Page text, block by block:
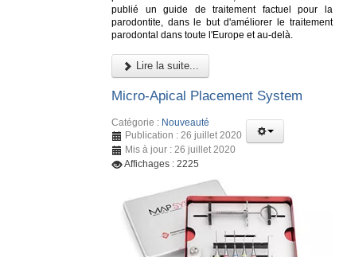
publié un guide de traitement factuel pour la
parodontite, dans le but d'améliorer le traitement
parodontal dans toute l'Europe et au-delà.
Lire la suite...
Micro-Apical Placement System
Catégorie : Nouveauté
Publication : 26 juillet 2020
Mis à jour : 26 juillet 2020
Affichages : 2225